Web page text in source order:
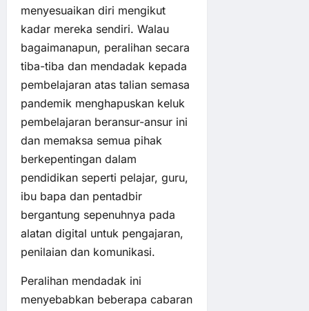
menyesuaikan diri mengikut
kadar mereka sendiri. Walau
bagaimanapun, peralihan secara
tiba-tiba dan mendadak kepada
pembelajaran atas talian semasa
pandemik menghapuskan keluk
pembelajaran beransur-ansur ini
dan memaksa semua pihak
berkepentingan dalam
pendidikan seperti pelajar, guru,
ibu bapa dan pentadbir
bergantung sepenuhnya pada
alatan digital untuk pengajaran,
penilaian dan komunikasi.
Peralihan mendadak ini
menyebabkan beberapa cabaran